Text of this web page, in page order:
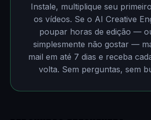
Instale, multiplique seu
os vídeos. Se o AI Creative
poupar horas de edição —
simplesmente não gostar —
mail em até 7 dias e receba
volta. Sem perguntas, sem